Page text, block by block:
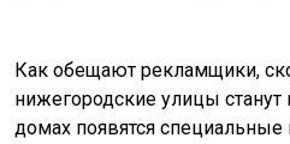
Как обещают рекламщики,
нижегородские улицы
домах появятся